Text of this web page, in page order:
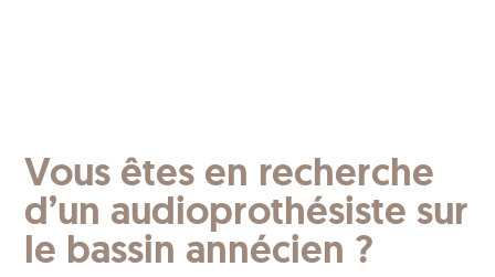
Vous êtes en recherche
d’un audioprothésiste sur
le bassin annécien ?